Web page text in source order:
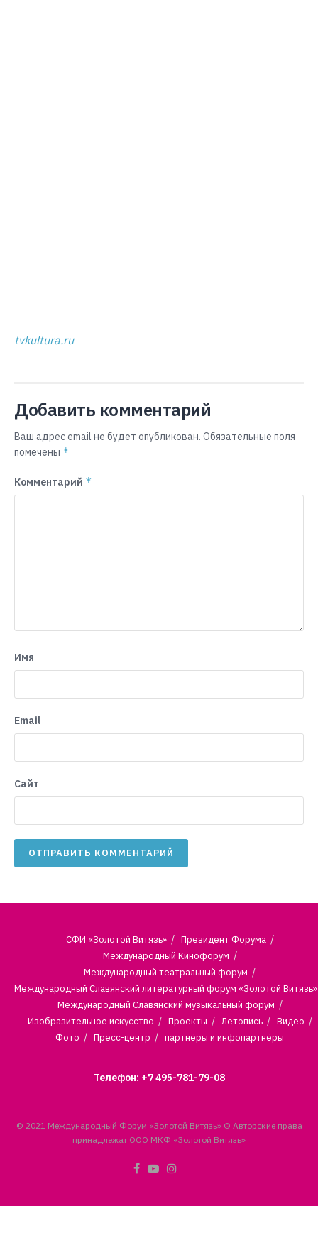
tvkultura.ru
Добавить комментарий
Ваш адрес email не будет опубликован. Обязательные поля
помечены *
Комментарий *
Имя
Email
Сайт
СФИ «Золотой Витязь»
Президент Форума
Международный Кинофорум
Международный театральный форум
Международный Славянский литературный форум «Золотой Витязь»
Международный Славянский музыкальный форум
Изобразительное искусство
Проекты Летопись
Видео
Фото
Пресс-центр партнёры и инфопартнёры
Телефон: +7 495-781-79-08
© 2021 Международный Форум «Золотой Витязь» © Авторские права
принадлежат ООО МКФ «Золотой Витязь»